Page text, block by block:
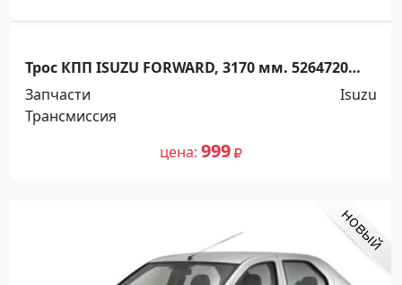
Трос КПП ISUZU FORWARD, 3170 мм. 5264720
Краснодар
Запчасти
Isuzu
Трансмиссия
цена 999